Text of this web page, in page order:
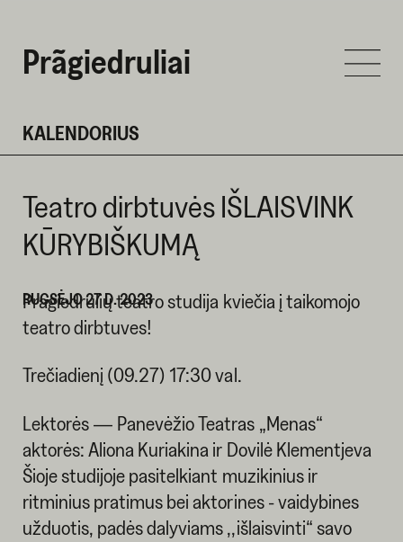
Prãgiedruliai
KALENDORIUS
Teatro dirbtuvės IŠLAISVINK
KŪRYBIŠKUMĄ
RUGSĖJO 27 D. 2023
Pragiedrulių teatro studija kviečia į taikomojo
teatro dirbtuves!
Trečiadienį (09.27) 17:30 val.
Lektorės — Panevėžio Teatras „Menas“
aktorės: Aliona Kuriakina ir Dovilė Klementjeva
Šioje studijoje pasitelkiant muzikinius ir
ritminius pratimus bei aktorines - vaidybines
užduotis, padės dalyviams ,,išlaisvinti“ savo